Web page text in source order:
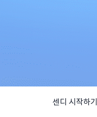
센디 시작하기